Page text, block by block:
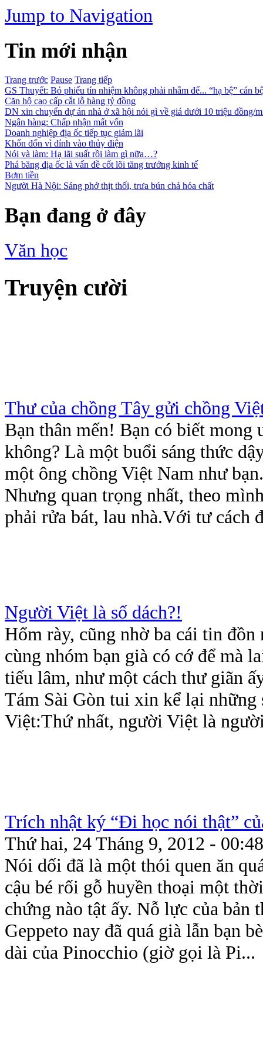
Jump to Navigation
Tin mới nhận
Trang trước Pause Trang tiếp
GS Thuyết: Bỏ phiếu tín nhiệm không phải nhằm để... “hạ bệ” cán
Căn hộ cao cấp cắt lỗ hàng tỷ đồng
DN xin chuyển dự án nhà ở xã hội nói gì về giá dưới 10 triệu đồng/
Ngân hàng: Chấp nhận mất vốn
Doanh nghiệp địa ốc tiếp tục giảm lãi
Khốn đốn vì dính vào thủy điện
Nói và làm: Hạ lãi suất rồi làm gì nữa…?
Phá băng địa ốc là vấn đề cốt lõi tăng trưởng kinh tế
Bơm tiền
Người Hà Nội: Sáng phở thịt thối, trưa bún chả hóa chất
Bạn đang ở đây
Văn học
Truyện cười
Thư của chồng Tây gửi chồng
Bạn thân mến! Bạn có biết
không? Là một buổi sáng thức
một ông chồng Việt Nam như
Nhưng quan trọng nhất, theo
phải rửa bát, lau nhà.Với tư cách
Người Việt là số dách?!
Hổm rày, cũng nhờ ba cái tin
cùng nhóm bạn già có cớ để mà
tiếu lâm, như một cách thư giãn
Tám Sài Gòn tui xin kể lại những
Việt:Thứ nhất, người Việt là
Trích nhật ký “Đi học nói thật”
Thứ hai, 24 Tháng 9, 2012 - 00:48
Nói dối đã là một thói quen ăn
cậu bé rối gỗ huyền thoại một
chứng nào tật ấy. Nỗ lực của bản
Geppeto nay đã quá già lẫn bạn
dài của Pinocchio (giờ gọi là Pi...